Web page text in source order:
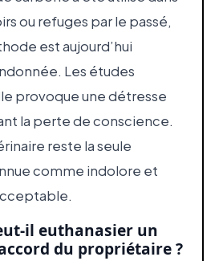
ou refuges par le passé,
est aujourd’hui
Les études
provoque une détresse
la perte de conscience.
reste la seule
comme indolore et
il euthanasier un
du propriétaire ?